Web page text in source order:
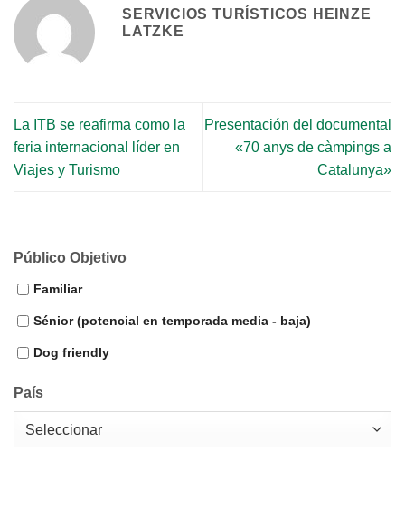
SERVICIOS TURÍSTICOS HEINZE
LATZKE
La ITB se reafirma como la
feria internacional líder en
Viajes y Turismo
Presentación del documental
«70 anys de càmpings a
Catalunya»
Público Objetivo
Familiar
Sénior (potencial en temporada media - baja)
Dog friendly
País